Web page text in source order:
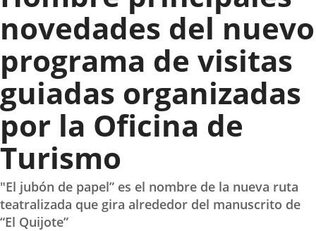
novedades del nuevo
programa de visitas
guiadas organizadas
por la Oficina de
Turismo
"El jubón de papel” es el nombre de la nueva ruta
teatralizada que gira alrededor del manuscrito de
“El Quijote”